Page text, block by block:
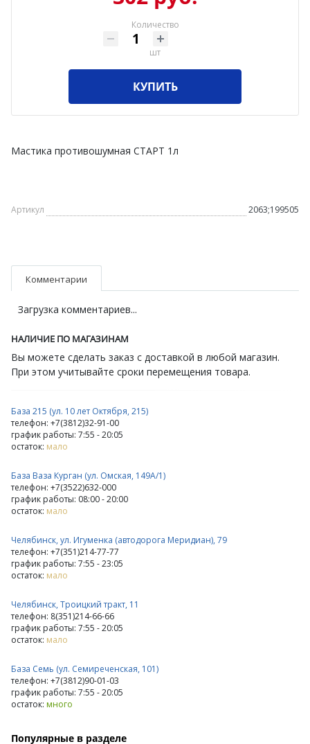
Количество
шт
КУПИТЬ
Мастика противошумная СТАРТ 1л
Артикул 2063;199505
Комментарии
Загрузка комментариев...
НАЛИЧИЕ ПО МАГАЗИНАМ
Вы можете сделать заказ с доставкой в любой магазин.
При этом учитывайте сроки перемещения товара.
База 215 (ул. 10 лет Октября, 215)
телефон: +7(3812)32-91-00
график работы: 7:55 - 20:05
остаток: мало
База Ваза Курган (ул. Омская, 149А/1)
телефон: +7(3522)632-000
график работы: 08:00 - 20:00
остаток: мало
Челябинск, ул. Игуменка (автодорога Меридиан), 79
телефон: +7(351)214-77-77
график работы: 7:55 - 23:05
остаток: мало
Челябинск, Троицкий тракт, 11
телефон: 8(351)214-66-66
график работы: 7:55 - 20:05
остаток: мало
База Семь (ул. Семиреченская, 101)
телефон: +7(3812)90-01-03
график работы: 7:55 - 20:05
остаток: много
Популярные в разделе